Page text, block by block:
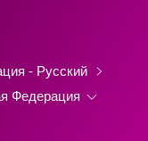
- Русский
Федерация